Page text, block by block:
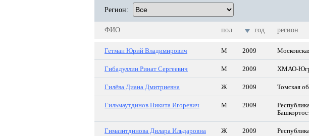
Регион:
ФИО пол год регион
Гетман Юрий Владимирович М 2009
Гибадуллин Ринат Сергеевич М 2009 ХМАО-
Гилёва Диана Дмитриевна Ж 2009 Томская
Гильмаутдинов Никита Игоревич М 2009
Гимазитдинова Дилара Ильдаровна Ж 2009